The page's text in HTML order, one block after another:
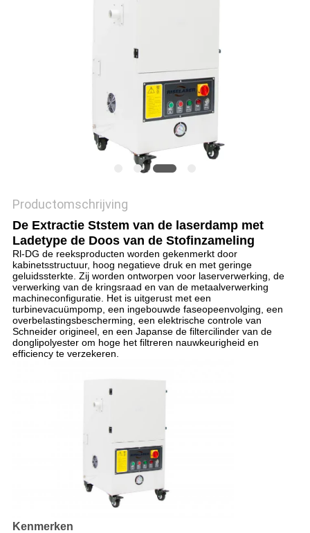
Productomschrijving
De Extractie Ststem van de laserdamp met
Ladetype de Doos van de Stofinzameling
Rl-DG de reeksproducten worden gekenmerkt door
kabinetsstructuur, hoog negatieve druk en met geringe
geluidssterkte. Zij worden ontworpen voor laserverwerking, de
verwerking van de kringsraad en van de metaalverwerking
machineconfiguratie. Het is uitgerust met een
turbinevacuümpomp, een ingebouwde faseopeenvolging, een
overbelastingsbescherming, een elektrische controle van
Schneider origineel, en een Japanse de filtercilinder van de
donglipolyester om hoge het filtreren nauwkeurigheid en
efficiency te verzekeren.
Kenmerken